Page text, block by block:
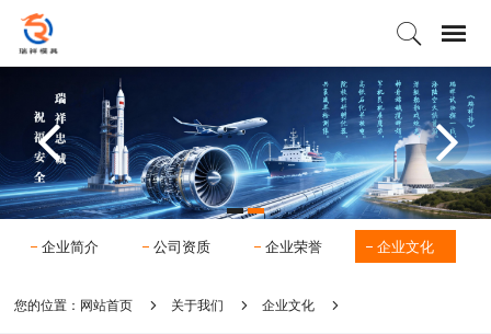
企业简介 公司资质 企业荣誉 企业文化
您的位置： 网站首页 关于我们 企业文化